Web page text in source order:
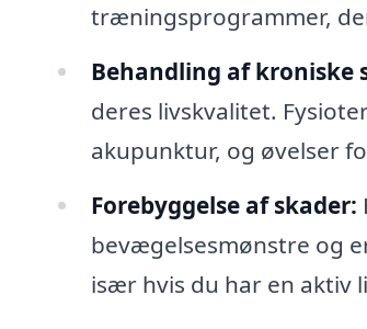
træningsprogrammer,
Behandling af kroniske
deres livskvalitet.
akupunktur, og øvelser
Forebyggelse af skader:
bevægelsesmønstre og
især hvis du har en aktiv